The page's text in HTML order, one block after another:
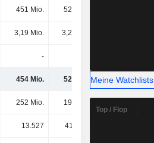
451 Mio. 520 Mio.
3,19 Mio. 3,29 Mio.
-
454 Mio. 524 Mio. 569 Mio.
252 Mio. 195 Mio.
13.527 416.622
Meine Watchlists
Top / Flop